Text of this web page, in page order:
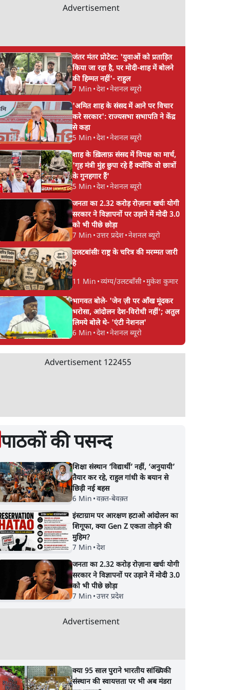
Advertisement
जंतर मंतर प्रोटेस्ट: 'युवाओं को प्रताड़ित
किया जा रहा है, पर मोदी-शाह में बोलने
की हिम्मत नहीं'- राहुल
7 Min •देश•नेशनल ब्यूरो
'अमित शाह के संसद में आने पर विचार
करे सरकार': राज्यसभा सभापति ने केंद्र
से कहा
5 Min •देश•नेशनल ब्यूरो
शाह के ख़िलाफ़ संसद में विपक्ष का मार्च,
'गृह मंत्री मुंह छुपा रहे हैं क्योंकि वो छात्रों
के गुनहगार हैं'
5 Min •देश•नेशनल ब्यूरो
जनता का 2.32 करोड़ रोज़ाना खर्चः योगी
सरकार ने विज्ञापनों पर उड़ाने में मोदी 3.0
को भी पीछे छोड़ा
7 Min •उत्तर प्रदेश•नेशनल ब्यूरो
उलटबांसीः राष्ट्र के चरित्र की मरम्मत जारी
है
11 Min •व्यंग्य/उलटबाँसी•मुकेश कुमार
भागवत बोले- 'जेन ज़ी पर आँख मूंदकर
भरोसा, आंदोलन देश-विरोधी नहीं'; अतुल
लिमये बोले थे- 'एंटी नेशनल'
6 Min •देश•नेशनल ब्यूरो
Advertisement 122455
पाठकों की पसन्द
शिक्षा संस्थान ‘विद्यार्थी’ नहीं, ‘अनुयायी’
तैयार कर रहे, राहुल गांधी के बयान से
छिड़ी नई बहस
6 Min •वक़्त-बेवक़्त
इंस्टाग्राम पर आरक्षण हटाओ आंदोलन का
शिगूफा, क्या Gen Z एकता तोड़ने की
मुहिम?
7 Min •देश
जनता का 2.32 करोड़ रोज़ाना खर्चः योगी
सरकार ने विज्ञापनों पर उड़ाने में मोदी 3.0
को भी पीछे छोड़ा
7 Min •उत्तर प्रदेश
Advertisement
क्या 95 साल पुराने भारतीय सांख्यिकी
संस्थान की स्वायत्तता पर भी अब मंडरा